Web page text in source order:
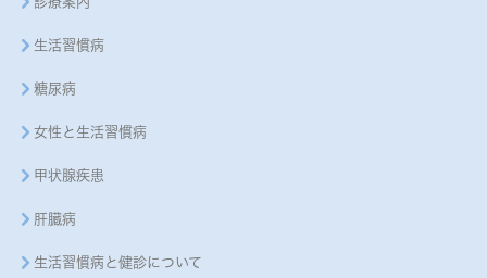
生活習慣病
糖尿病
女性と生活習慣病
甲状腺疾患
肝臓病
生活習慣病と健診について